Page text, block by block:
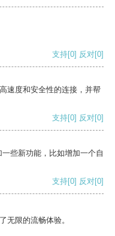
支持[0] 反对[0]
速度和安全性的连接，并帮
支持[0] 反对[0]
些新功能，比如增加一个自
支持[0] 反对[0]
无限的流畅体验。